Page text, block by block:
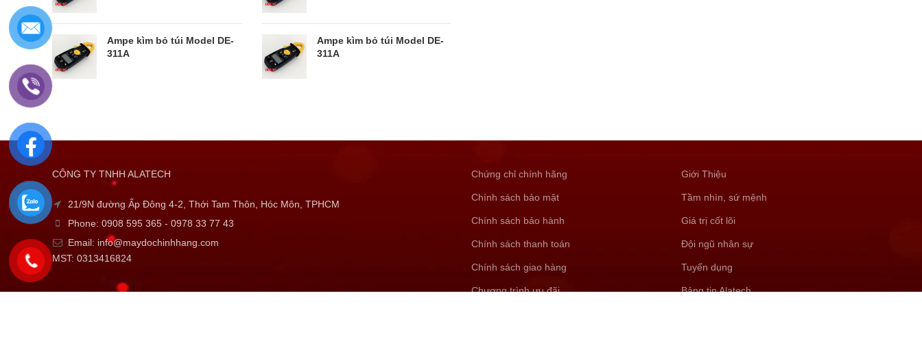
Ampe kìm bỏ túi Model DE-
311A
Ampe kìm bỏ túi Model DE-
311A
CÔNG TY TNHH ALATECH
21/9N đường Ấp Đông 4-2, Thới Tam Thôn, Hóc Môn, TPHCM
Phone: 0908 595 365 - 0978 33 77 43
Email: info@maydochinhhang.com
MST: 0313416824
Chứng chỉ chính hãng
Chính sách bảo mật
Chính sách bảo hành
Chính sách thanh toán
Chính sách giao hàng
Chương trình ưu đãi
Giới Thiệu
Tầm nhìn, sứ mệnh
Giá trị cốt lõi
Đội ngũ nhân sự
Tuyển dụng
Bảng tin Alatech